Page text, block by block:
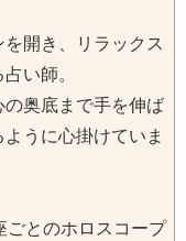
開き、リラックス
い師。
奥底まで手を伸ば
うに心掛けていま
ごとのホロスコープ